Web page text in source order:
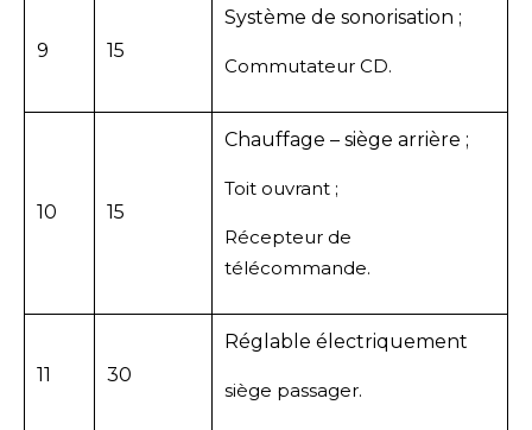
9 15
Système de sonorisation ;
Commutateur CD.
10 15
Chauffage – siège arrière ;
Toit ouvrant ;
Récepteur de
télécommande.
11 30
Réglable électriquement
siège passager.